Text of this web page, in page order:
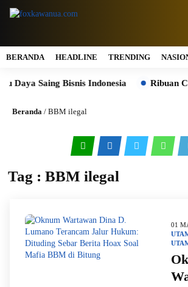
BERANDA HEADLINE TRENDING
Saing Bisnis Indonesia Ribuan
Beranda / BBM ilegal
Tag : BBM ilegal
01